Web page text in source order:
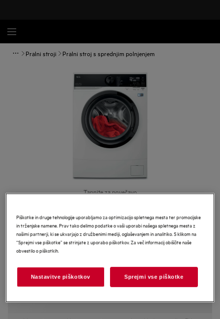
Pralni stroji Pralni stroj s sprednjim polnjenjem
Tapnite za povečavo
LSR6E26DE
AEG 6000 Series Slim pralni stroj
kapacitete 6 kg in 1200 obratov
EU podatkovna kartica
Piškotke in druge tehnologije uporabljamo za optimizacijo spletnega mesta ter promocijske
in trženjske namene. Prav tako delimo podatke o vaši uporabi našega spletnega mesta z
našimi partnerji, ki se ukvarjajo z družbenimi mediji, oglaševanjem in analitiko. S klikom na
“Sprejmi vse piškotke” se strinjate z uporabo piškotkov. Za več informacij obiščite naše
obvestilo o piškotkih.
Nastavitve piškotkov Sprejmi vse piškotke